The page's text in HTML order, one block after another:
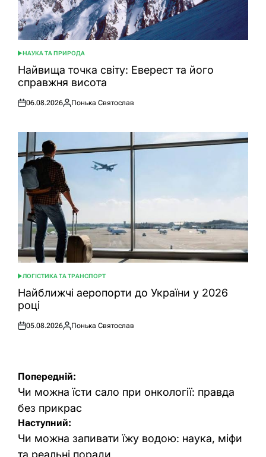
ОПУБЛІКУВАТИ
У
НАУКА ТА ПРИРОДА
Найвища точка світу: Еверест та його
справжня висота
Оприлюднено
06.08.2026
Опубліковано
Понька Святослав
ОПУБЛІКУВАТИ
У
ЛОГІСТИКА ТА ТРАНСПОРТ
Найближчі аеропорти до України у 2026
році
Оприлюднено
05.08.2026
Опубліковано
Понька Святослав
Навігація
записів
Попередній:
Чи можна їсти сало при онкології: правда
без прикрас
Наступний:
Чи можна запивати їжу водою: наука, міфи
та реальні поради